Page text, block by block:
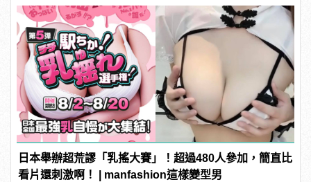
日本舉辦超荒謬「乳搖大賽」！超過480人參加，簡直比
看片還刺激啊！ | manfashion這樣變型男